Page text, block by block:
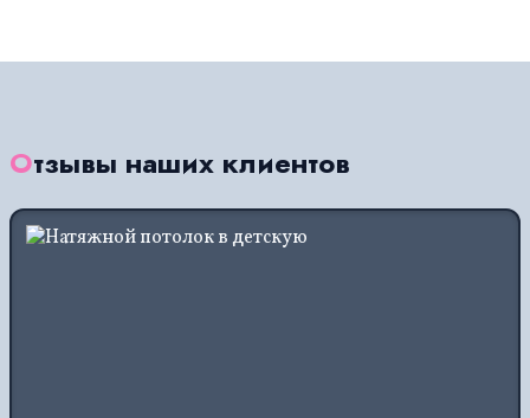
Отзывы наших клиентов